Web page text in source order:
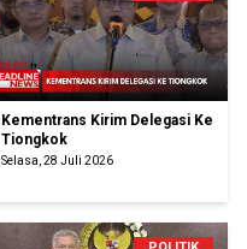
Kementrans Kirim Delegasi Ke
Tiongkok
Selasa, 28 Juli 2026